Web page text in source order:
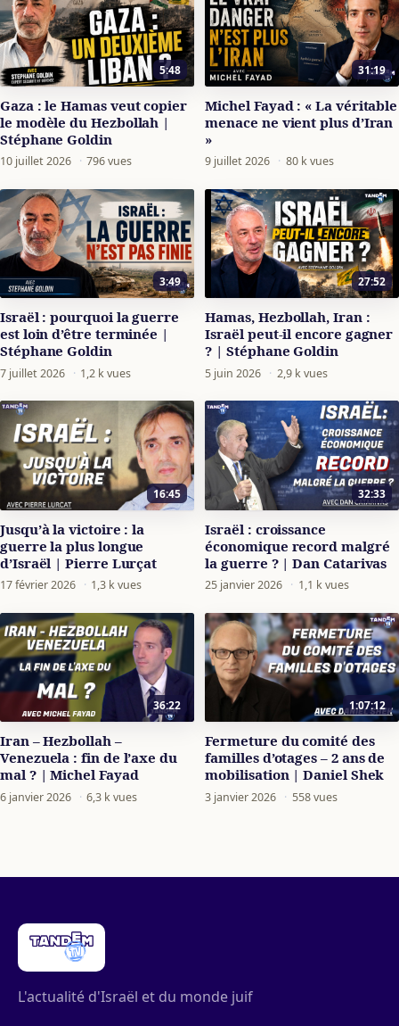
5:48
Gaza : le Hamas veut copier
le modèle du Hezbollah |
Stéphane Goldin
10 juillet 2026 · 796 vues
31:19
Michel Fayad : « La véritable
menace ne vient plus d’Iran
»
9 juillet 2026 · 80 k vues
3:49
Israël : pourquoi la guerre
est loin d’être terminée |
Stéphane Goldin
7 juillet 2026 · 1,2 k vues
27:52
Hamas, Hezbollah, Iran :
Israël peut-il encore gagner
? | Stéphane Goldin
5 juin 2026 · 2,9 k vues
16:45
Jusqu’à la victoire : la
guerre la plus longue
d’Israël | Pierre Lurçat
17 février 2026 · 1,3 k vues
32:33
Israël : croissance
économique record malgré
la guerre ? | Dan Catarivas
25 janvier 2026 · 1,1 k vues
36:22
Iran – Hezbollah –
Venezuela : fin de l’axe du
mal ? | Michel Fayad
6 janvier 2026 · 6,3 k vues
1:07:12
Fermeture du comité des
familles d’otages – 2 ans de
mobilisation | Daniel Shek
3 janvier 2026 · 558 vues
L'actualité d'Israël et du monde juif